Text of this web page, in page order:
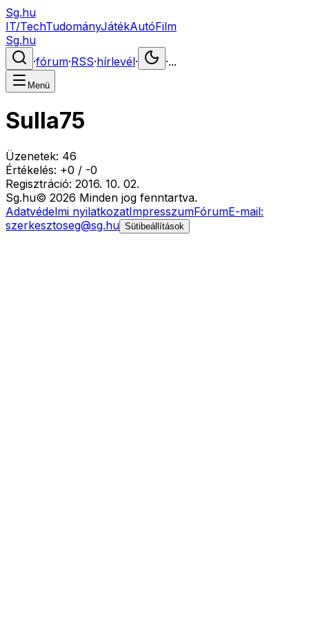
Sg.hu
IT/TechTudományJátékAutóFilm
Sg.hu
·fórum·RSS·hírlevél· ·...
Menü
Sulla75
Üzenetek: 46
Értékelés: +0 / -0
Regisztráció: 2016. 10. 02.
Sg.hu© 2026 Minden jog fenntartva.
Adatvédelmi nyilatkozatImpresszumFórumE-mail:
szerkesztoseg@sg.hu Sütibeállítások